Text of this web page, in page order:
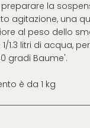
la
agitazione, una
al peso dello
1.3 litri di acqua,
gradi Baume'.
è da 1 kg